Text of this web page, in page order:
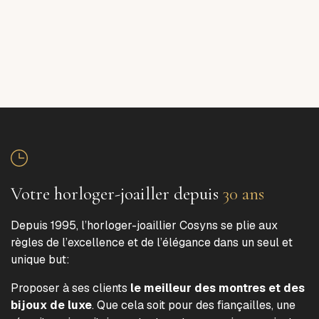
Votre horloger-joailler depuis 30 ans
Depuis 1995, l’horloger-joaillier Cosyns se plie aux
règles de l’excellence et de l’élégance dans un seul et
unique but:
Proposer à ses clients le meilleur des montres et des
bijoux de luxe. Que cela soit pour des fiançailles, une